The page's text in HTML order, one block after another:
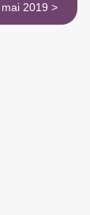
- Samedi 11 mai 2019 >